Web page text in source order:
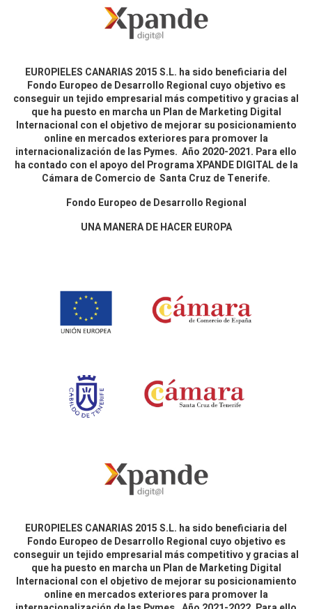
EUROPIELES CANARIAS 2015 S.L. ha sido beneficiaria del
Fondo Europeo de Desarrollo Regional cuyo objetivo es
conseguir un tejido empresarial más competitivo y gracias al
que ha puesto en marcha un Plan de Marketing Digital
Internacional con el objetivo de mejorar su posicionamiento
online en mercados exteriores para promover la
internacionalización de las Pymes. Año 2020-2021. Para ello
ha contado con el apoyo del Programa XPANDE DIGITAL de la
Cámara de Comercio de Santa Cruz de Tenerife.
Fondo Europeo de Desarrollo Regional
UNA MANERA DE HACER EUROPA
EUROPIELES CANARIAS 2015 S.L. ha sido beneficiaria del
Fondo Europeo de Desarrollo Regional cuyo objetivo es
conseguir un tejido empresarial más competitivo y gracias al
que ha puesto en marcha un Plan de Marketing Digital
Internacional con el objetivo de mejorar su posicionamiento
online en mercados exteriores para promover la